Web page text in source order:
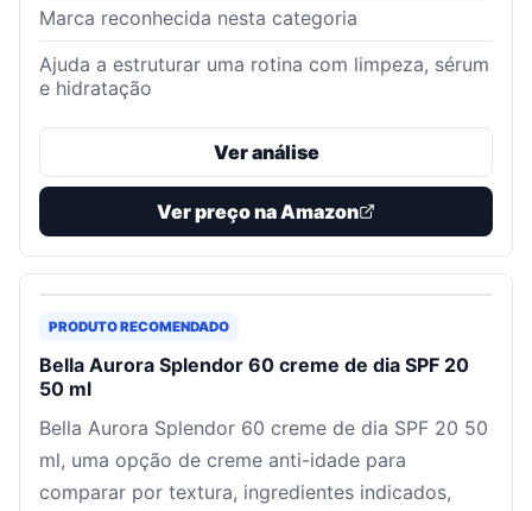
Marca reconhecida nesta categoria
Ajuda a estruturar uma rotina com limpeza, sérum
e hidratação
Ver análise
Ver preço na Amazon
PRODUTO RECOMENDADO
Bella Aurora Splendor 60 creme de dia SPF 20
50 ml
Bella Aurora Splendor 60 creme de dia SPF 20 50
ml, uma opção de creme anti-idade para
comparar por textura, ingredientes indicados,